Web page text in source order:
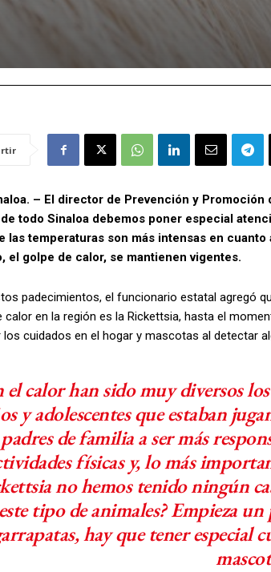
– El director de Prevención y
todo Sinaloa debemos poner especial
las temperaturas son más intensas en
el golpe de calor, se mantienen vigentes.
padecimientos, el funcionario estatal agregó
calor en la región es la Rickettsia, hasta el
los cuidados en el hogar y mascotas al detectar
el calor han sido muy diversos
y adolescentes que estaban
de familia a ser más
físicas y, lo más
no hemos tenido ningún
tipo de animales? Empieza
hay que tener especial